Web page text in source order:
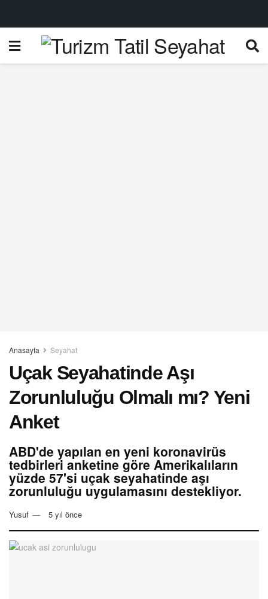
Anasayfa Seyahat
Uçak Seyahatinde Aşı
Zorunluluğu Olmalı mı? Yeni
Anket
ABD'de yapılan en yeni koronavirüs
tedbirleri anketine göre Amerikalıların
yüzde 57'si uçak seyahatinde aşı
zorunluluğu uygulamasını destekliyor.
Yusuf 5 yıl önce